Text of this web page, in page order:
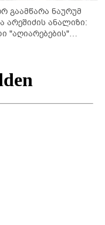
გაამწარა ნაურუმ
არეშიძის ანალიზი:
"აღიარებების"